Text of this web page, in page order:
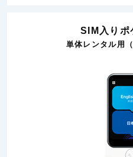
SIM入りポ
単体レンタル用